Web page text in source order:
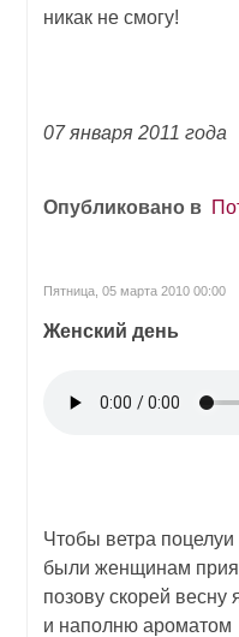
никак не смогу!
07 января 2011 года
Опубликовано в
Пятница, 05 марта 2010 00:00
Женский день
Чтобы ветра поцелуи
были женщинам
позову скорей весну
и наполню ароматом